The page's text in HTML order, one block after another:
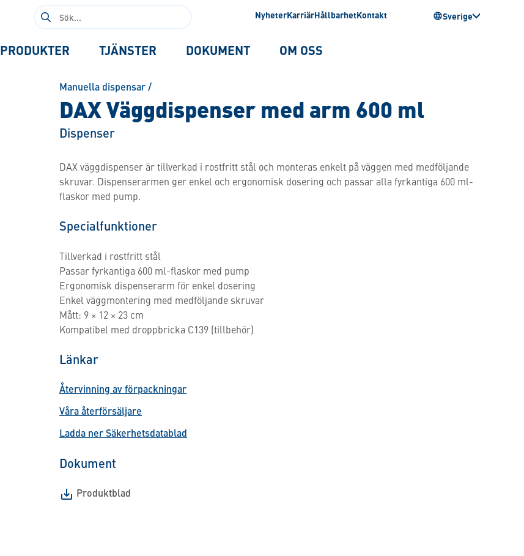
Sök
efter:
NyheterKarriärHållbarhetKontakt Sverige
PRODUKTER TJÄNSTER DOKUMENT OM OSS
Manuella dispensar/
DAX Väggdispenser med arm 600 ml
Dispenser
DAX väggdispenser är tillverkad i rostfritt stål och monteras enkelt på väggen med medföljande
skruvar. Dispenserarmen ger enkel och ergonomisk dosering och passar alla fyrkantiga 600 ml-
flaskor med pump.
Specialfunktioner
Tillverkad i rostfritt stål
Passar fyrkantiga 600 ml-flaskor med pump
Ergonomisk dispenserarm för enkel dosering
Enkel väggmontering med medföljande skruvar
Mått: 9 × 12 × 23 cm
Kompatibel med droppbricka C139 (tillbehör)
Länkar
Återvinning av förpackningar
Våra återförsäljare
Ladda ner Säkerhetsdatablad
Dokument
Produktblad